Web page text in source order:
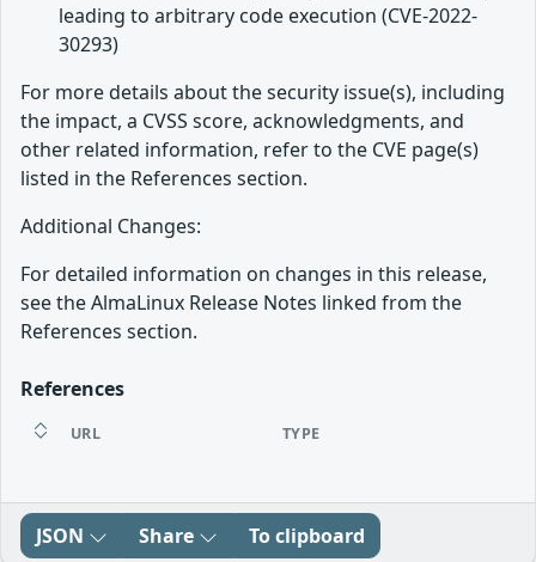
leading to arbitrary code execution (CVE-2022-
30293)
For more details about the security issue(s), including
the impact, a CVSS score, acknowledgments, and
other related information, refer to the CVE page(s)
listed in the References section.
Additional Changes:
For detailed information on changes in this release,
see the AlmaLinux Release Notes linked from the
References section.
References
URL TYPE
JSON Share To clipboard